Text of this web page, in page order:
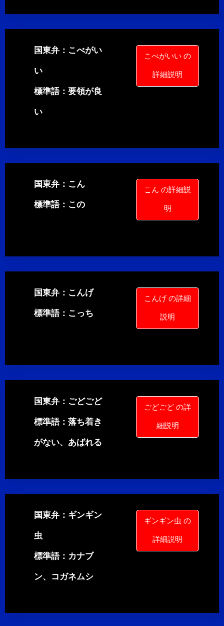
国東弁：こべがい
い
標準語：要領が良
い
こべがいい の
詳細説明
国東弁：こん
標準語：この
こん の詳細説
明
国東弁：こんげ
標準語：こっち
こんげ の詳細
説明
国東弁：ごどごど
標準語：落ち着き
がない、あばれる
ごどごど の詳
細説明
国東弁：ギンギン
虫
標準語：カナブ
ン、コガネムシ
ギンギン虫 の
詳細説明